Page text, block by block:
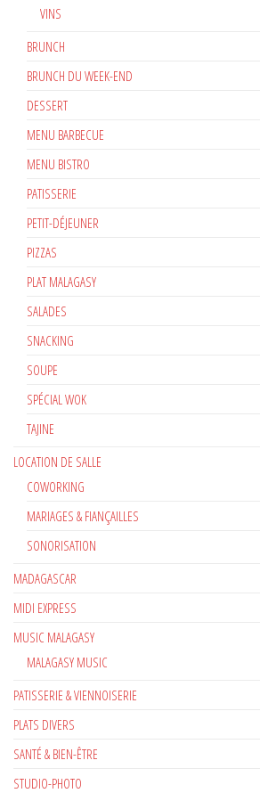
VINS
BRUNCH
BRUNCH DU WEEK-END
DESSERT
MENU BARBECUE
MENU BISTRO
PATISSERIE
PETIT-DÉJEUNER
PIZZAS
PLAT MALAGASY
SALADES
SNACKING
SOUPE
SPÉCIAL WOK
TAJINE
LOCATION DE SALLE
COWORKING
MARIAGES & FIANÇAILLES
SONORISATION
MADAGASCAR
MIDI EXPRESS
MUSIC MALAGASY
MALAGASY MUSIC
PATISSERIE & VIENNOISERIE
PLATS DIVERS
SANTÉ & BIEN-ÊTRE
STUDIO-PHOTO